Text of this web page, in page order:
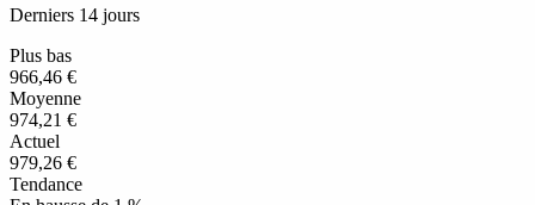
Derniers 14 jours
Plus bas
966,46 €
Moyenne
974,21 €
Actuel
979,26 €
Tendance